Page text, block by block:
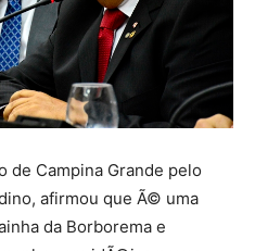
de Campina Grande pelo
afirmou que Ã© uma
da Borborema e